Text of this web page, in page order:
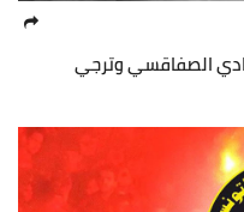
الصفاقسي وترجي